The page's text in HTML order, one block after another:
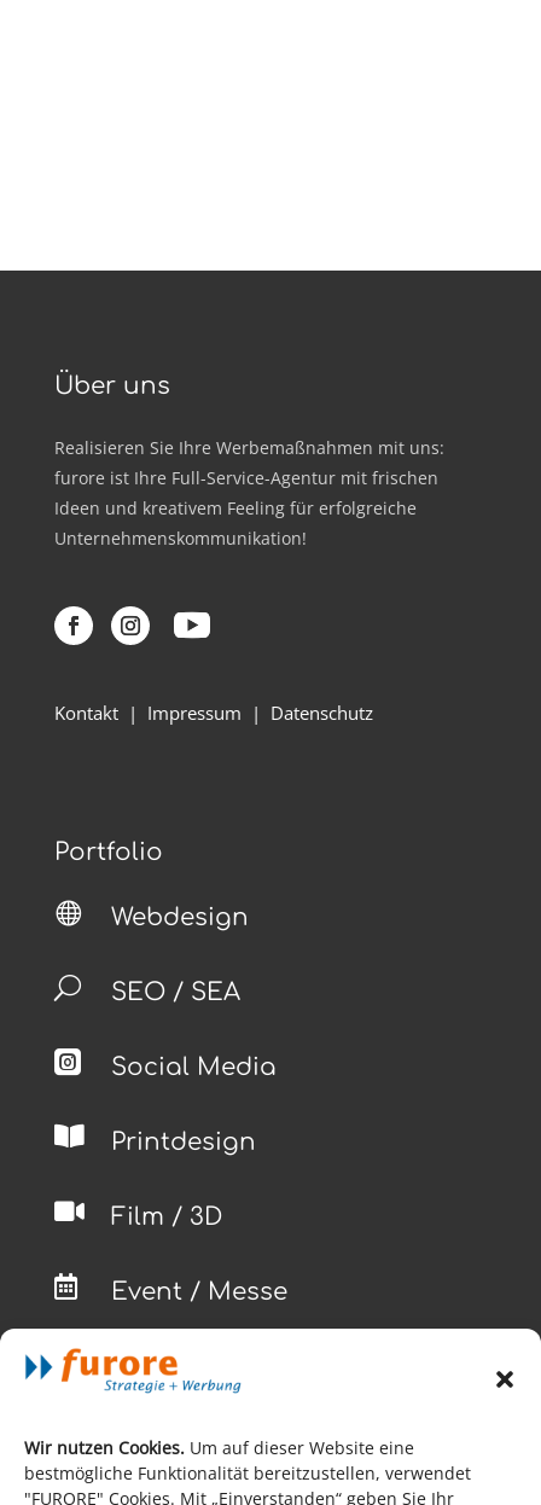
Wir nutzen Cookies. Um auf dieser Website eine
bestmögliche Funktionalität bereitzustellen, verwendet
"FURORE" Cookies. Mit „Einverstanden“ geben Sie Ihr
Über uns
Realisieren Sie Ihre Werbemaßnahmen mit uns:
furore ist Ihre Full-Service-Agentur mit frischen
Ideen und kreativem Feeling für erfolgreiche
Unternehmenskommunikation!
Kontakt| Impressum | Datenschutz
Portfolio
 Webdesign
U SEO / SEA
 Social Media
 Printdesign
 Film / 3D
 Event / Messe
Kontakt
